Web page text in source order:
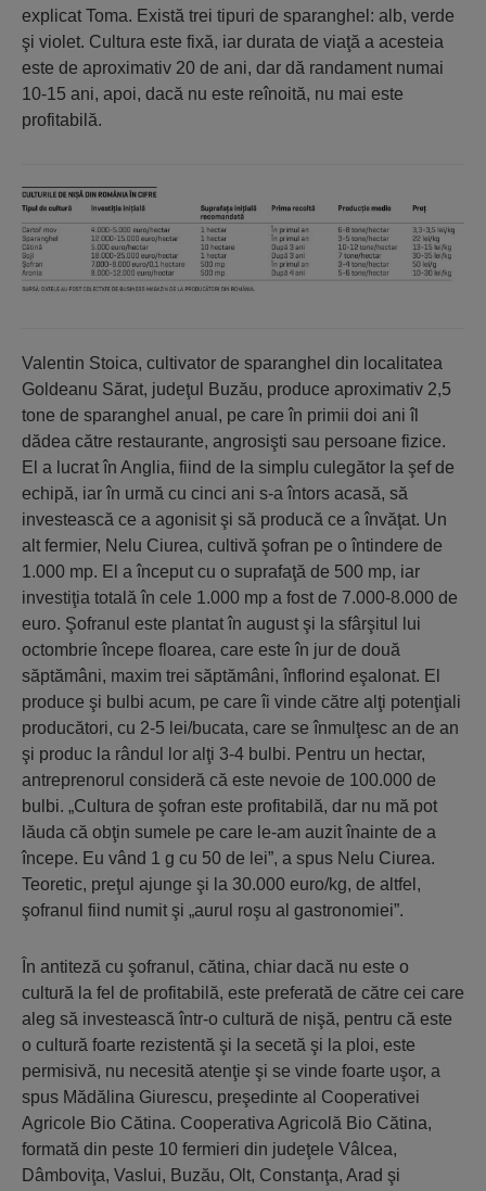
explicat Toma. Există trei tipuri de sparanghel: alb, verde
şi violet. Cultura este fixă, iar durata de viaţă a acesteia
este de aproximativ 20 de ani, dar dă randament numai
10-15 ani, apoi, dacă nu este reînoită, nu mai este
profitabilă.
Valentin Stoica, cultivator de sparanghel din localitatea
Goldeanu Sărat, judeţul Buzău, produce aproximativ 2,5
tone de sparanghel anual, pe care în primii doi ani îl
dădea către restaurante, angrosişti sau persoane fizice.
El a lucrat în Anglia, fiind de la simplu culegător la şef de
echipă, iar în urmă cu cinci ani s-a întors acasă, să
investească ce a agonisit şi să producă ce a învăţat. Un
alt fermier, Nelu Ciurea, cultivă şofran pe o întindere de
1.000 mp. El a început cu o suprafaţă de 500 mp, iar
investiţia totală în cele 1.000 mp a fost de 7.000-8.000 de
euro. Şofranul este plantat în august şi la sfârşitul lui
octombrie începe floarea, care este în jur de două
săptămâni, maxim trei săptămâni, înflorind eşalonat. El
produce şi bulbi acum, pe care îi vinde către alţi potenţiali
producători, cu 2-5 lei/bucata, care se înmulţesc an de an
şi produc la rândul lor alţi 3-4 bulbi. Pentru un hectar,
antreprenorul consideră că este nevoie de 100.000 de
bulbi. „Cultura de şofran este profitabilă, dar nu mă pot
lăuda că obţin sumele pe care le-am auzit înainte de a
începe. Eu vând 1 g cu 50 de lei”, a spus Nelu Ciurea.
Teoretic, preţul ajunge şi la 30.000 euro/kg, de altfel,
şofranul fiind numit şi „aurul roşu al gastronomiei”.
În antiteză cu şofranul, cătina, chiar dacă nu este o
cultură la fel de profitabilă, este preferată de către cei care
aleg să investească într-o cultură de nişă, pentru că este
o cultură foarte rezistentă şi la secetă şi la ploi, este
permisivă, nu necesită atenţie şi se vinde foarte uşor, a
spus Mădălina Giurescu, preşedinte al Cooperativei
Agricole Bio Cătina. Cooperativa Agricolă Bio Cătina,
formată din peste 10 fermieri din judeţele Vâlcea,
Dâmboviţa, Vaslui, Buzău, Olt, Constanţa, Arad şi